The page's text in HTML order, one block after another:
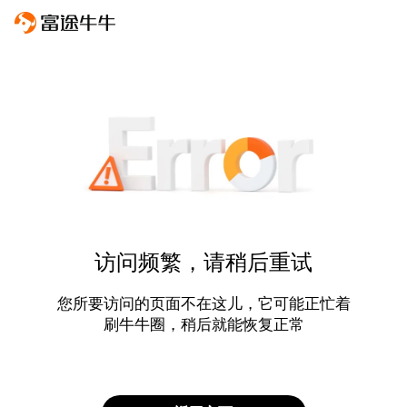
访问频繁，请稍后重试
您所要访问的页面不在这儿，它可能正忙着
刷牛牛圈，稍后就能恢复正常